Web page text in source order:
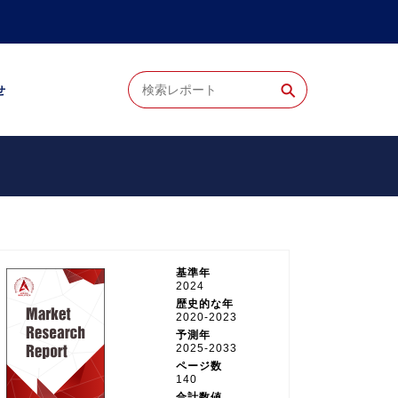
⚲
基準年
2024
歴史的な年
2020-2023
予測年
2025-2033
ページ数
140